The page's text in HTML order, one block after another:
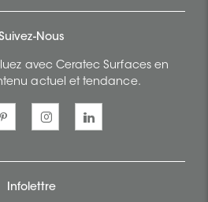
Nous
avec Ceratec Surfaces en
actuel et tendance.
Infolettre